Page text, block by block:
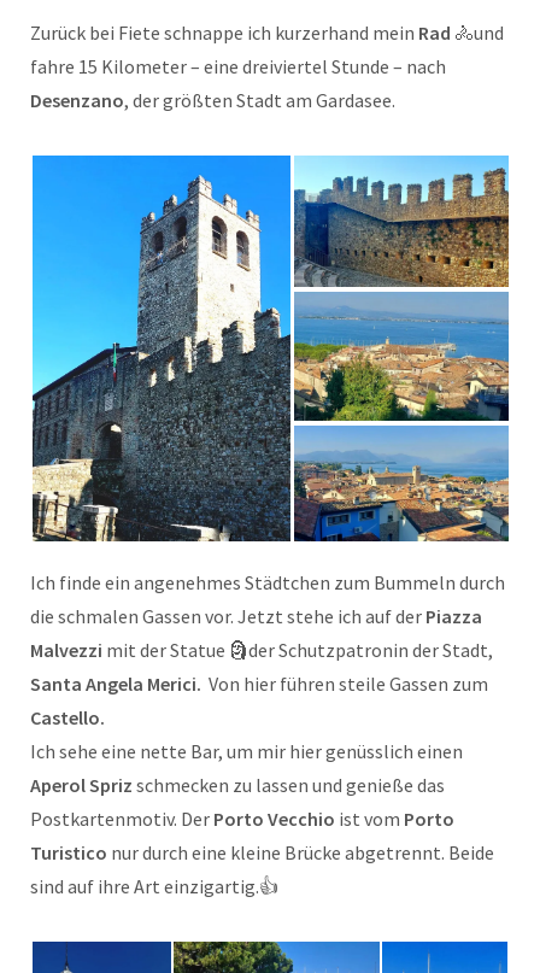
Zurück bei Fiete schnappe ich kurzerhand mein Rad 🚴und
fahre 15 Kilometer – eine dreiviertel Stunde – nach
Desenzano, der größten Stadt am Gardasee.
Ich finde ein angenehmes Städtchen zum Bummeln durch
die schmalen Gassen vor. Jetzt stehe ich auf der Piazza
Malvezzi mit der Statue 🗿der Schutzpatronin der Stadt,
Santa Angela Merici. Von hier führen steile Gassen zum
Castello.
Ich sehe eine nette Bar, um mir hier genüsslich einen
Aperol Spriz schmecken zu lassen und genieße das
Postkartenmotiv. Der Porto Vecchio ist vom Porto
Turistico nur durch eine kleine Brücke abgetrennt. Beide
sind auf ihre Art einzigartig.👍